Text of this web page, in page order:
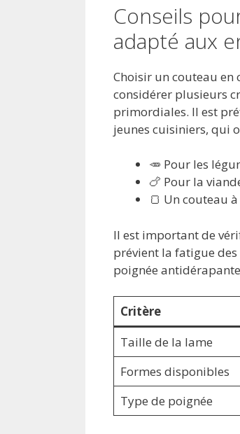
Conseils
adapté aux
Choisir un couteau
considérer plusieurs
primordiales. Il est
jeunes cuisiniers, qui
🥕 Pour les
🍗 Pour la
🍞 Un couteau
Il est important de
prévient la fatigue
poignée
Critère
Taille de la lame
Formes disponibles
Type de poignée